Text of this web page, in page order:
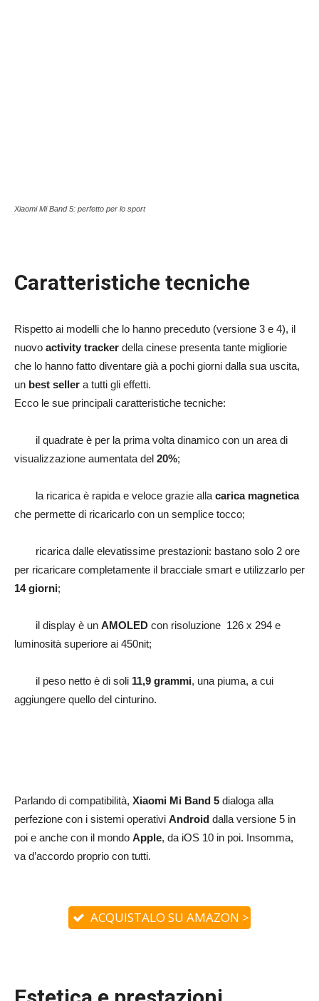
Xiaomi Mi Band 5: perfetto per lo sport
Caratteristiche tecniche
Rispetto ai modelli che lo hanno preceduto (versione 3 e 4), il
nuovo activity tracker della cinese presenta tante migliorie
che lo hanno fatto diventare già a pochi giorni dalla sua uscita,
un best seller a tutti gli effetti.
Ecco le sue principali caratteristiche tecniche:
il quadrate è per la prima volta dinamico con un area di
visualizzazione aumentata del 20%;
la ricarica è rapida e veloce grazie alla carica magnetica
che permette di ricaricarlo con un semplice tocco;
ricarica dalle elevatissime prestazioni: bastano solo 2 ore
per ricaricare completamente il bracciale smart e utilizzarlo per
14 giorni;
il display è un AMOLED con risoluzione 126 x 294 e
luminosità superiore ai 450nit;
il peso netto è di soli 11,9 grammi, una piuma, a cui
aggiungere quello del cinturino.
Parlando di compatibilità, Xiaomi Mi Band 5 dialoga alla
perfezione con i sistemi operativi Android dalla versione 5 in
poi e anche con il mondo Apple, da iOS 10 in poi. Insomma,
va d’accordo proprio con tutti.
ACQUISTALO SU AMAZON >